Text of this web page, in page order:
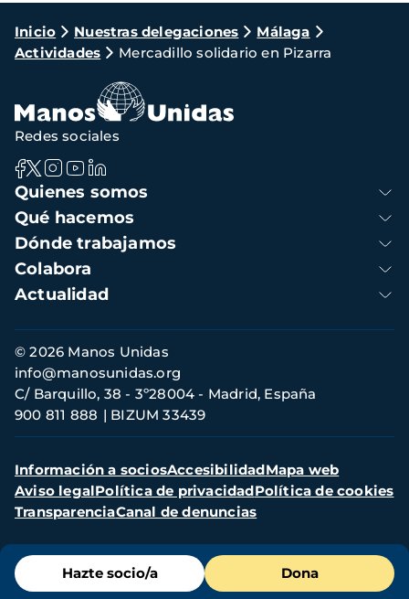
Ruta
de
navegación
Inicio Nuestras delegaciones
Málaga
Actividades
Mercadillo solidario en Pizarra
Menú
de
Hazte socio/a Dona
Navegación
principal
Quienes somos
Qué hacemos
Dónde trabajamos
Colabora
Actualidad
Redes sociales
Información
de
contacto
© 2026 Manos Unidas
C/ Barquillo, 38 - 3º28004 - Madrid, España
900 811 888
BIZUM 33439
info@manosunidas.org
Menú
secundario
Información a sociosAccesibilidadMapa web
Aviso legalPolítica de privacidadPolítica de cookies
TransparenciaCanal de denuncias